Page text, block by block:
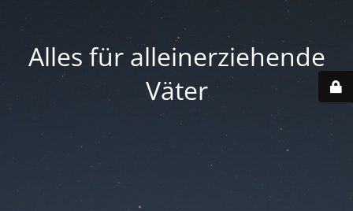
Alles für alleinerziehende
Väter